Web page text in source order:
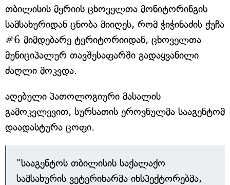
თბილისის მერიის ცხოველთა მონიტორინგის
სამსახურიდან ცნობა მიიღეს, რომ ჭიჭინაძის ქუჩა
#6 მიმდებარე ტერიტორიიდან, ცხოველთა
მუნიციპალურ თავშესაფარში გადაყვანილი
ძაღლი მოკვდა.
აღებული პათოლოგიური მასალის
გამოკვლევით, სურსათის ეროვნულმა სააგენტომ
დაადასტურა ცოფი.
"სააგენტოს თბილისის საქალაქო
სამსახურის ვეტერინარმა ინსპექტორებმა,